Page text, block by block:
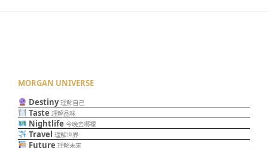
MORGAN UNIVERSE
Destiny 理解自己
Taste 理解品味
Nightlife 今晚去哪裡
Travel 理解世界
Future 理解未來